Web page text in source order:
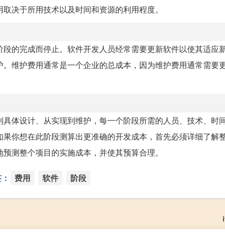
决于所用技术以及时间和资源的利用程度。
的完成而停止。软件开发人员经常需要更新软件以使其适应
维护费用通常是一个企业的总成本，因为维护费用通常需要
体设计、从实现到维护，每一个阶段所需的人员、技术、时
你想在此阶段测算出更准确的开发成本，首先必须详细了解
测整个项目的实施成本，并使其预算合理。
费用 软件 阶段